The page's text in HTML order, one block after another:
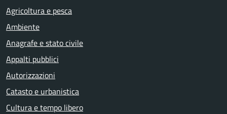
Agricoltura e pesca
Ambiente
Anagrafe e stato civile
Appalti pubblici
Autorizzazioni
Catasto e urbanistica
Cultura e tempo libero